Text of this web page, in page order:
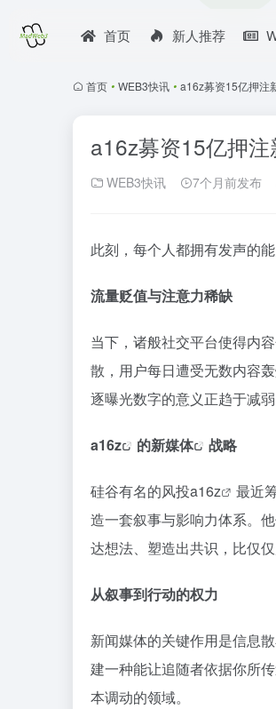
首页 新人推荐
首页 • WEB3快讯 • a16z募资15亿押注
a16z募资15亿押
WEB3快讯 7个月前发布
此刻，每个人都拥有发声的
流量贬值与注意力稀缺
当下，诸般社交平台使得内
散，用户每日遭受无数内容
逐曝光数字的意义正趋于减弱
a16z 的新媒体 战略
硅谷有名的风投a16z
最近
造一套叙事与影响力体系。
达想法、塑造出共识，比仅
从叙事到行动的权力
新闻媒体的关键作用是信息
建一种能让追随者依据你所
本调动的领域。